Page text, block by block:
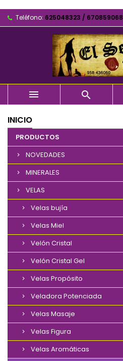
Teléfono: 625048323 / 670859068
 
INICIO
PRODUCTOS
NOVEDADES
MINERALES
VELAS
Velas bujía
Velas Miel
Velón Cristal
Velón Cristal Gel
Velas Propósito
Veladora Potenciada
Velas Masaje
Velas Figura
Velas Aromáticas